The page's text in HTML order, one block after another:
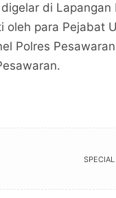
di Lapangan
oleh para Pejabat
Polres